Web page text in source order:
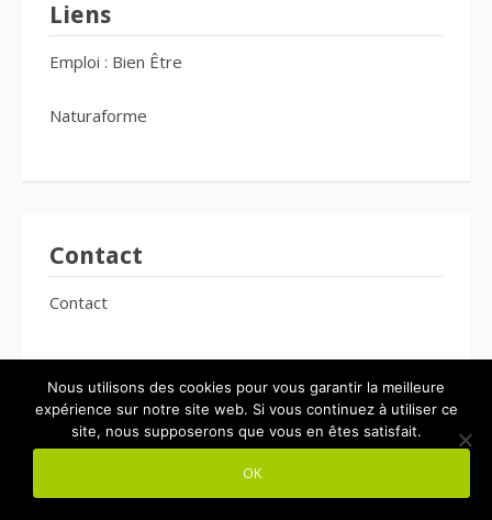
Liens
Emploi : Bien Être
Naturaforme
Contact
Contact
Cadeaux
Nous utilisons des cookies pour vous garantir la meilleure
expérience sur notre site web. Si vous continuez à utiliser ce
site, nous supposerons que vous en êtes satisfait.
OK